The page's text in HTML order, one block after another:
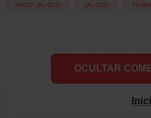
HIELO JALISCO JALISCO
OCULTAR